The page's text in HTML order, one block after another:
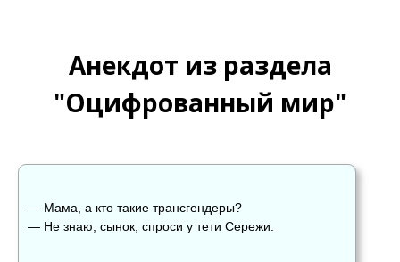
Анекдот из раздела
"Оцифрованный мир"
— Мама, а кто такие трансгендеры?
— Не знаю, сынок, спроси у тети Сережи.